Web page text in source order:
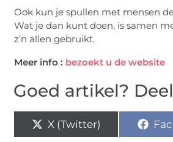
Ook kun je spullen met mensen
Wat je dan kunt doen, is samen
z’n allen gebruikt.
Meer info : bezoekt u de website
Goed artikel?
X (Twitter)